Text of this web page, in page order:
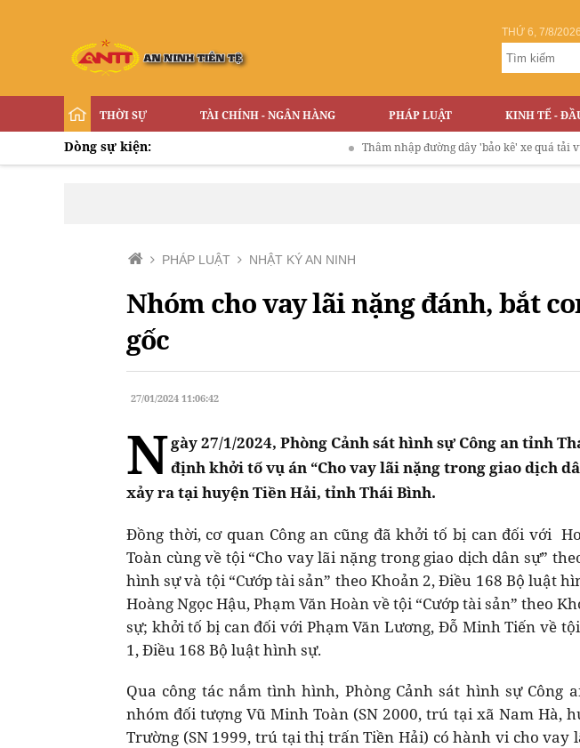
THỨ 6, 7/8/
THỜI SỰ TÀI CHÍNH - NGÂN HÀNG PHÁP LUẬT KINH TẾ -
Dòng sự kiện: Thâm nhập đường dây 'bảo kê' xe quá tải vượt
PHÁP LUẬT NHẬT KÝ AN NINH
Nhóm cho vay lãi nặng đánh, bắt
gốc
27/01/2024 11:06:42
Ngày 27/1/2024, Phòng Cảnh sát hình sự Công an tỉnh
định khởi tố vụ án “Cho vay lãi nặng trong giao dịch
xảy ra tại huyện Tiền Hải, tỉnh Thái Bình.
Đồng thời, cơ quan Công an cũng đã khởi tố bị can đối với
Toàn cùng về tội “Cho vay lãi nặng trong giao dịch dân sự”
hình sự và tội “Cướp tài sản” theo Khoản 2, Điều 168 Bộ luật
Hoàng Ngọc Hậu, Phạm Văn Hoàn về tội “Cướp tài sản” theo
sự; khởi tố bị can đối với Phạm Văn Lương, Đỗ Minh Tiến về
1, Điều 168 Bộ luật hình sự.
Qua công tác nắm tình hình, Phòng Cảnh sát hình sự Công
nhóm đối tượng Vũ Minh Toàn (SN 2000, trú tại xã Nam Hà,
Trường (SN 1999, trú tại thị trấn Tiền Hải) có hành vi cho vay